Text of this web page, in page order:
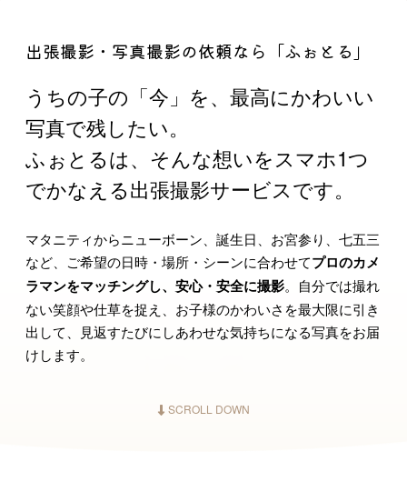
出張撮影・写真撮影の依頼なら「ふぉとる」
うちの子の「今」を、最高にかわいい
写真で残したい。
ふぉとるは、そんな想いをスマホ1つ
でかなえる出張撮影サービスです。
マタニティからニューボーン、誕生日、お宮参り、七五三
など、ご希望の日時・場所・シーンに合わせてプロのカメ
ラマンをマッチングし、安心・安全に撮影。自分では撮れ
ない笑顔や仕草を捉え、お子様のかわいさを最大限に引き
出して、見返すたびにしあわせな気持ちになる写真をお届
けします。
SCROLL DOWN
mainiti.photo.day